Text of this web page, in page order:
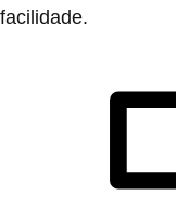
facilidade.